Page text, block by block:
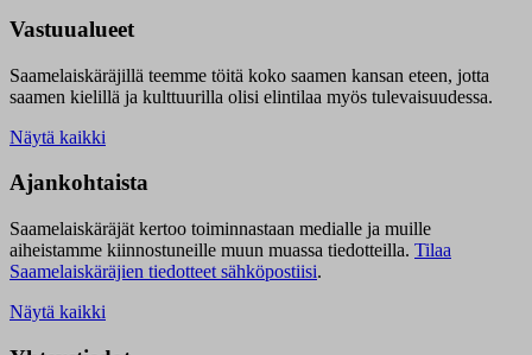
Vastuualueet
Saamelaiskäräjillä teemme töitä koko saamen kansan eteen, jotta
saamen kielillä ja kulttuurilla olisi elintilaa myös tulevaisuudessa.
Näytä kaikki
Ajankohtaista
Saamelaiskäräjät kertoo toiminnastaan medialle ja muille
aiheistamme kiinnostuneille muun muassa tiedotteilla. Tilaa
Saamelaiskäräjien tiedotteet sähköpostiisi.
Näytä kaikki